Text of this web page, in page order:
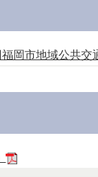
岡市地域公共交